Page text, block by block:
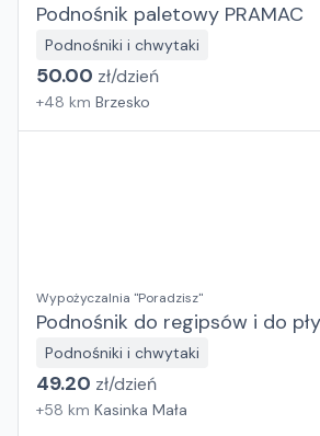
Podnośnik paletowy PRAMAC
Podnośniki i chwytaki
50.00 zł/dzień
+48 km Brzesko
Wypożyczalnia "Poradzisz"
Podnośnik do regipsów i do
Podnośniki i chwytaki
49.20 zł/dzień
+58 km Kasinka Mała